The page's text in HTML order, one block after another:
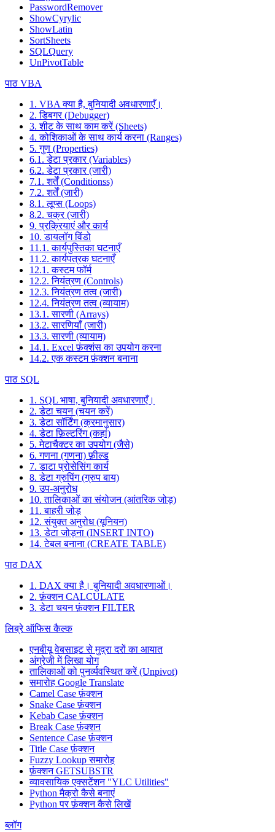
PasswordRemover
ShowCyrylic
ShowLatin
SortSheets
SQLQuery
UnPivotTable
पाठ VBA
1. VBA क्या है, बुनियादी अवधारणाएँ।
2. डिबगर (Debugger)
3. शीट के साथ काम करें (Sheets)
4. कोशिकाओं के साथ कार्य करना (Ranges)
5. गुण (Properties)
6.1. डेटा प्रकार (Variables)
6.2. डेटा प्रकार (जारी)
7.1. शर्तें (Conditionss)
7.2. शर्तें (जारी)
8.1. लूप्स (Loops)
8.2. चक्र (जारी)
9. प्रक्रियाएं और कार्य
10. डायलॉग विंडो
11.1. कार्यपुस्तिका घटनाएँ
11.2. कार्यपत्रक घटनाएँ
12.1. कस्टम फॉर्म
12.2. नियंत्रण (Controls)
12.3. नियंत्रण तत्व (जारी)
12.4. नियंत्रण तत्व (व्यायाम)
13.1. सारणी (Arrays)
13.2. सारणियाँ (जारी)
13.3. सारणी (व्यायाम)
14.1. Excel फ़ंक्शंस का उपयोग करना
14.2. एक कस्टम फ़ंक्शन बनाना
पाठ SQL
1. SQL भाषा, बुनियादी अवधारणाएँ।
2. डेटा चयन (चयन करें)
3. डेटा सॉर्टिंग (क्रमानुसार)
4. डेटा फ़िल्टरिंग (कहां)
5. मेटाचैक्टर का उपयोग (जैसे)
6. गणना (गणना) फ़ील्ड
7. डाटा प्रोसेसिंग कार्य
8. डेटा ग्रुपिंग (ग्रुप बाय)
9. उप-अनुरोध
10. तालिकाओं का संयोजन (आंतरिक जोड़)
11. बाहरी जोड़
12. संयुक्त अनुरोध (यूनियन)
13. डेटा जोड़ना (INSERT INTO)
14. टेबल बनाना (CREATE TABLE)
पाठ DAX
1. DAX क्या है। बुनियादी अवधारणाओं।
2. फ़ंक्शन CALCULATE
3. डेटा चयन फ़ंक्शन FILTER
लिब्रे ऑफिस कैल्क
एनबीयू वेबसाइट से मुद्रा दरों का आयात
अंग्रेजी में लिखा योग
तालिकाओं को पुनर्व्यवस्थित करें (Unpivot)
समारोह Google Translate
Camel Case फ़ंक्शन
Snake Case फ़ंक्शन
Kebab Case फ़ंक्शन
Break Case फ़ंक्शन
Sentence Case फ़ंक्शन
Title Case फ़ंक्शन
Fuzzy Lookupसमारोह
फ़ंक्शन GETSUBSTR
व्यावसायिक एक्सटेंशन "YLC Utilities"
Python मैक्रो कैसे बनाएं
Python पर फ़ंक्शन कैसे लिखें
ब्लॉग